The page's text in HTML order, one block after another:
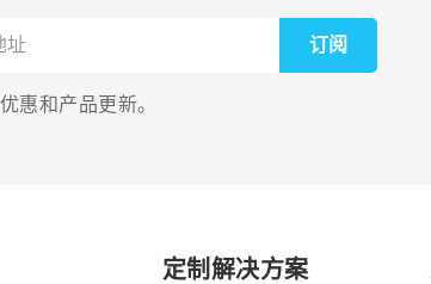
订阅
惠和产品更新。
定制解决方案